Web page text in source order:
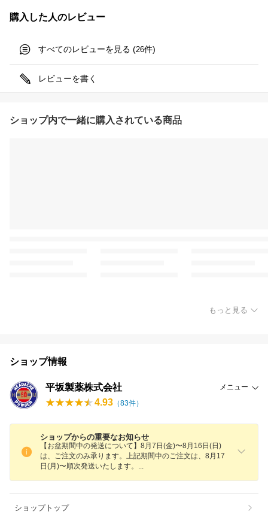
購入した人のレビュー
すべてのレビューを見る (26件)
レビューを書く
ショップ内で一緒に購入されている商品
もっと見る
ショップ情報
平坂製薬株式会社 メニュー
4.93 （83件）
ショップからの重要なお知らせ
【お盆期間中の発送について】8月7日(金)〜8月16日(日)
は、ご注文のみ承ります。上記期間中のご注文は、8月17
日(月)〜順次発送いたします。
ショップトップ